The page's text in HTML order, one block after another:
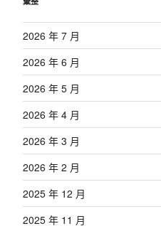
2026 年 7 月
2026 年 6 月
2026 年 5 月
2026 年 4 月
2026 年 3 月
2026 年 2 月
2025 年 12 月
2025 年 11 月